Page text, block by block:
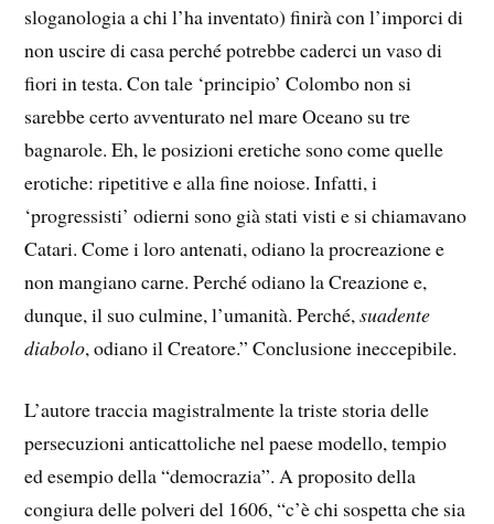
sloganologia a chi l’ha inventato) finirà con l’imporci di
non uscire di casa perché potrebbe caderci un vaso di
fiori in testa. Con tale ‘principio’ Colombo non si
sarebbe certo avventurato nel mare Oceano su tre
bagnarole. Eh, le posizioni eretiche sono come quelle
erotiche: ripetitive e alla fine noiose. Infatti, i
‘progressisti’ odierni sono già stati visti e si chiamavano
Catari. Come i loro antenati, odiano la procreazione e
non mangiano carne. Perché odiano la Creazione e,
dunque, il suo culmine, l’umanità. Perché,suadente
diabolo, odiano il Creatore.” Conclusione ineccepibile.
L’autore traccia magistralmente la triste storia delle
persecuzioni anticattoliche nel paese modello, tempio
ed esempio della “democrazia”. A proposito della
congiura delle polveri del 1606, “c’è chi sospetta che sia